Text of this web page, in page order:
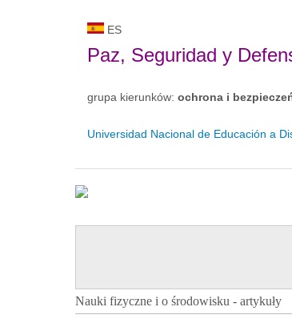
ES
Paz, Seguridad y
grupa kierunków: ochrona i
Universidad Nacional de Educación a
Nauki fizyczne i o środowisku - artykuły